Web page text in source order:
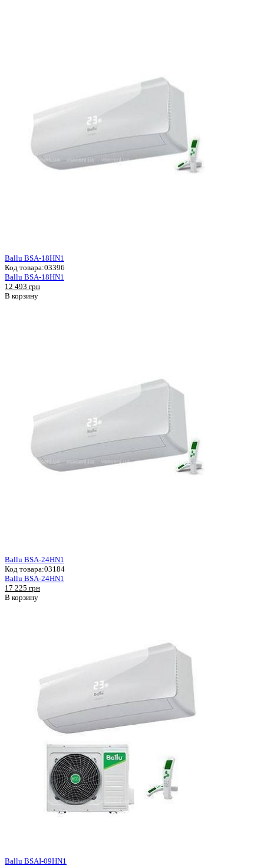
Ballu BSA-18HN1
Код товара:03396
Ballu BSA-18HN1
12 493 грн
В корзину
Ballu BSA-24HN1
Код товара:03184
Ballu BSA-24HN1
17 225 грн
В корзину
Ballu BSAI-09HN1